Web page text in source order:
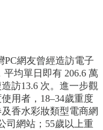
PC網友曾經造訪電子
均單日即有 206.6 萬
訪13.6 次。進一步觀
用者，18–34歲重度
香水彩妝類型電商網
司網站；55歲以上重